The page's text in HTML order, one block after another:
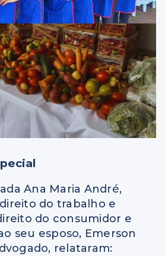
Ana Maria André,
do trabalho e
do consumidor e
seu esposo, Emerson
relataram: